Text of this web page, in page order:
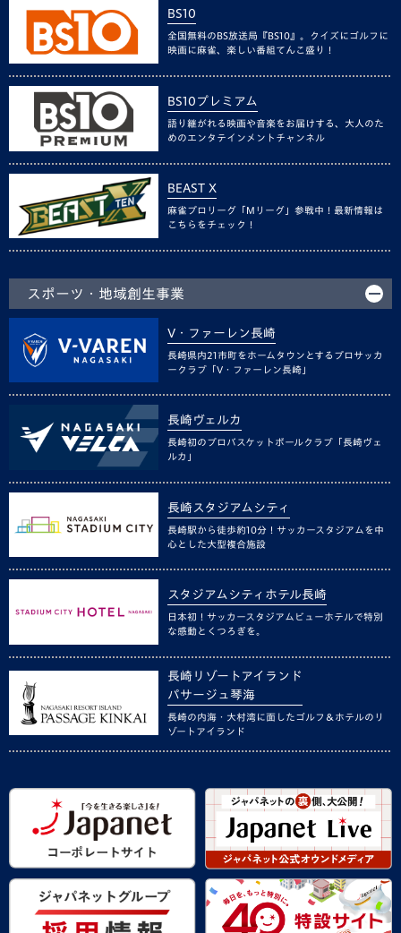
BS10
全国無料のBS放送局『BS10』。クイズにゴルフに
映画に麻雀、楽しい番組てんこ盛り！
BS10プレミアム
語り継がれる映画や音楽をお届けする、大人のた
めのエンタテインメントチャンネル
BEAST X
麻雀プロリーグ「Mリーグ」参戦中！最新情報は
こちらをチェック！
スポーツ・地域創生事業
V・ファーレン長崎
長崎県内21市町をホームタウンとするプロサッカ
ークラブ「V・ファーレン長崎」
長崎ヴェルカ
長崎初のプロバスケットボールクラブ「長崎ヴェ
ルカ」
長崎スタジアムシティ
長崎駅から徒歩約10分！サッカースタジアムを中
心とした大型複合施設
スタジアムシティホテル長崎
日本初！サッカースタジアムビューホテルで特別
な感動とくつろぎを。
長崎リゾートアイランド
パサージュ琴海
長崎の内海・大村湾に面したゴルフ＆ホテルのリ
ゾートアイランド